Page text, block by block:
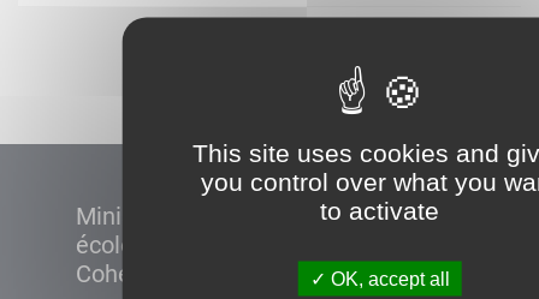
This site uses cookies and
you control over what you
to activate
OK, accept all
Ministère de la Transition
écologique et de la
Cohésion des territoires